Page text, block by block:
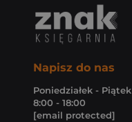
Napisz do nas
Poniedziałek - Piątek
8:00 - 18:00
[email protected]